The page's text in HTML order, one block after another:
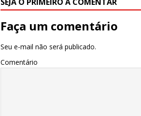
k r
Faça um comentário
Seu e-mail não será publicado.
Comentário